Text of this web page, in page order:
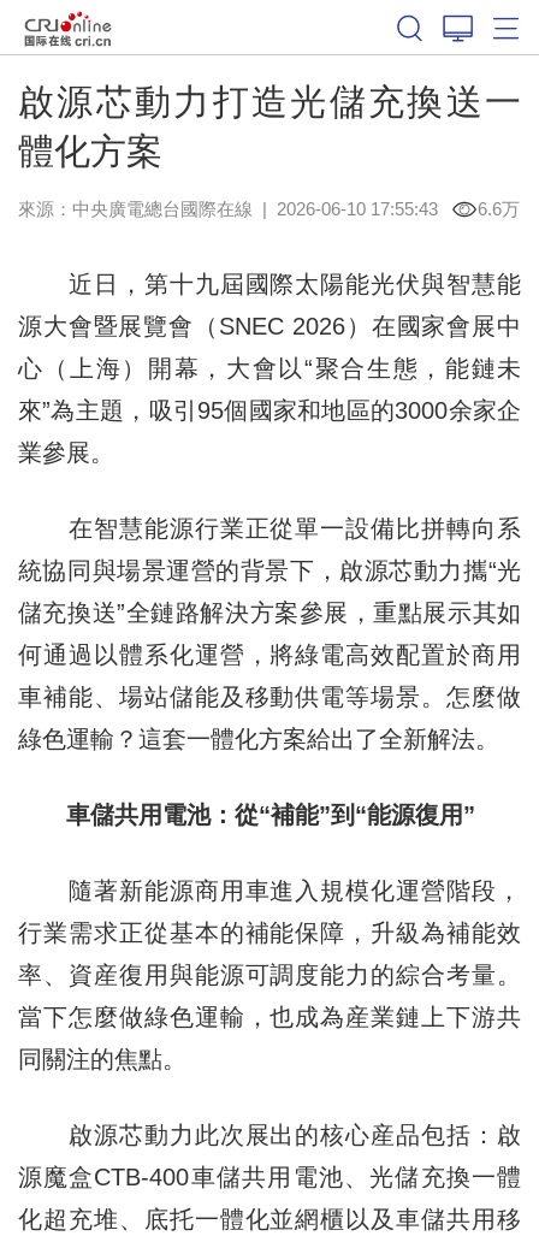
啟源芯動力打造光儲充換送一
體化方案
來源：中央廣電總台國際在線 | 2026-06-10 17:55:43 6.6万
近日，第十九屆國際太陽能光伏與智慧能
源大會暨展覽會（SNEC 2026）在國家會展中
心（上海）開幕，大會以“聚合生態，能鏈未
來”為主題，吸引95個國家和地區的3000余家企
業參展。
在智慧能源行業正從單一設備比拼轉向系
統協同與場景運營的背景下，啟源芯動力攜“光
儲充換送”全鏈路解決方案參展，重點展示其如
何通過以體系化運營，將綠電高效配置於商用
車補能、場站儲能及移動供電等場景。怎麼做
綠色運輸？這套一體化方案給出了全新解法。
車儲共用電池：從“補能”到“能源復用”
隨著新能源商用車進入規模化運營階段，
行業需求正從基本的補能保障，升級為補能效
率、資産復用與能源可調度能力的綜合考量。
當下怎麼做綠色運輸，也成為産業鏈上下游共
同關注的焦點。
啟源芯動力此次展出的核心産品包括：啟
源魔盒CTB-400車儲共用電池、光儲充換一體
化超充堆、底托一體化並網櫃以及車儲共用移